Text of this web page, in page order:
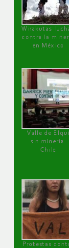
Wirakutas
contra la
en México
Valle de Elqui
sin minería.
Chile
Protestas